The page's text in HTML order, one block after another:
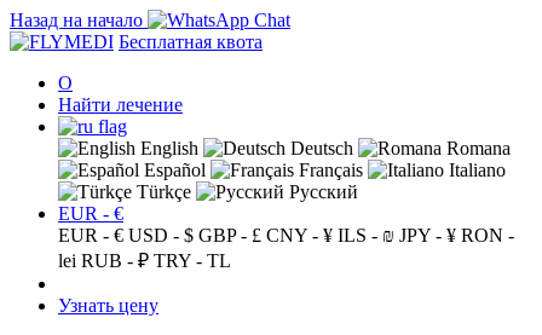
Назад на начало
Бесплатная квота
О
Найти лечение
English Deutsch
Romana
Español
Français
Italiano
Türkçe
Русский
EUR - €
EUR - € USD - $ GBP - £ CNY - ¥ ILS - ₪ JPY - ¥ RON -
lei RUB - ₽ TRY - TL
Узнать цену